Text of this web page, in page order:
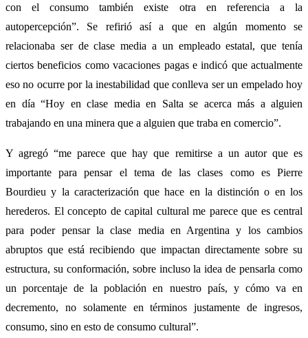
con el consumo también existe otra en referencia a la
autopercepción”. Se refirió así a que en algún momento se
relacionaba ser de clase media a un empleado estatal, que tenía
ciertos beneficios como vacaciones pagas e indicó que actualmente
eso no ocurre por la inestabilidad que conlleva ser un empelado hoy
en día “Hoy en clase media en Salta se acerca más a alguien
trabajando en una minera que a alguien que traba en comercio”.
Y agregó “me parece que hay que remitirse a un autor que es
importante para pensar el tema de las clases como es Pierre
Bourdieu y la caracterización que hace en la distinción o en los
herederos. El concepto de capital cultural me parece que es central
para poder pensar la clase media en Argentina y los cambios
abruptos que está recibiendo que impactan directamente sobre su
estructura, su conformación, sobre incluso la idea de pensarla como
un porcentaje de la población en nuestro país, y cómo va en
decremento, no solamente en términos justamente de ingresos,
consumo, sino en esto de consumo cultural”.